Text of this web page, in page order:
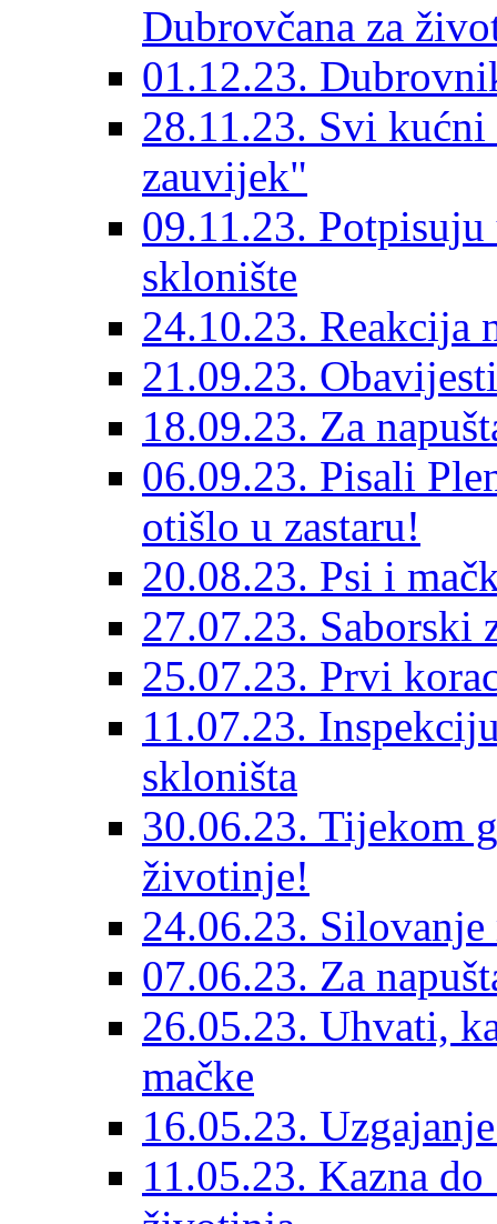
Dubrovčana za
01.12.23.
28.11.23. Svi
zauvijek"
09.11.23. Potpisuju
sklonište
24.10.23. Reakcija
21.09.23.
18.09.23. Za
06.09.23. Pisali
otišlo u zastaru!
20.08.23. Psi i
27.07.23. Saborski
25.07.23. Prvi
11.07.23.
skloništa
30.06.23. Tijekom
životinje!
24.06.23.
07.06.23. Za
26.05.23. Uhvati,
mačke
16.05.23.
11.05.23. Kazna